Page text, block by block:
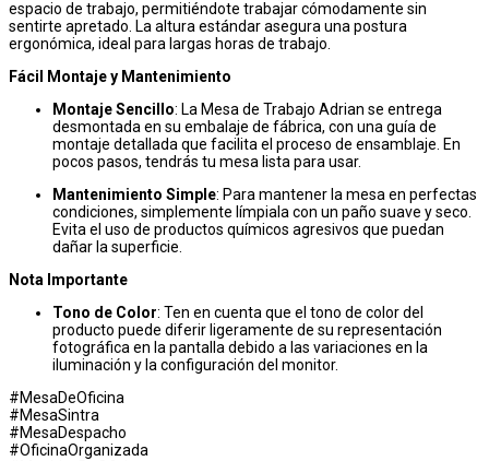
espacio de trabajo, permitiéndote trabajar cómodamente sin
sentirte apretado. La altura estándar asegura una postura
ergonómica, ideal para largas horas de trabajo.
Fácil Montaje y Mantenimiento
Montaje Sencillo: La Mesa de Trabajo Adrian se entrega
desmontada en su embalaje de fábrica, con una guía de
montaje detallada que facilita el proceso de ensamblaje. En
pocos pasos, tendrás tu mesa lista para usar.
Mantenimiento Simple: Para mantener la mesa en perfectas
condiciones, simplemente límpiala con un paño suave y seco.
Evita el uso de productos químicos agresivos que puedan
dañar la superficie.
Nota Importante
Tono de Color: Ten en cuenta que el tono de color del
producto puede diferir ligeramente de su representación
fotográfica en la pantalla debido a las variaciones en la
iluminación y la configuración del monitor.
#MesaDeOficina
#MesaSintra
#MesaDespacho
#OficinaOrganizada